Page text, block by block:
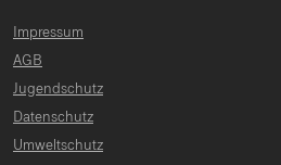
Impressum
AGB
Jugendschutz
Datenschutz
Umweltschutz